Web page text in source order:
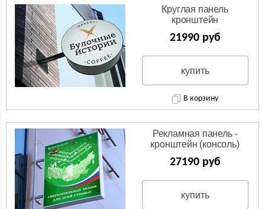
Круглая панель
кронштейн
(Двухсторонняя вывеска)
21990 руб
купить
В корзину
Рекламная панель -
кронштейн (консоль)
27190 руб
купить